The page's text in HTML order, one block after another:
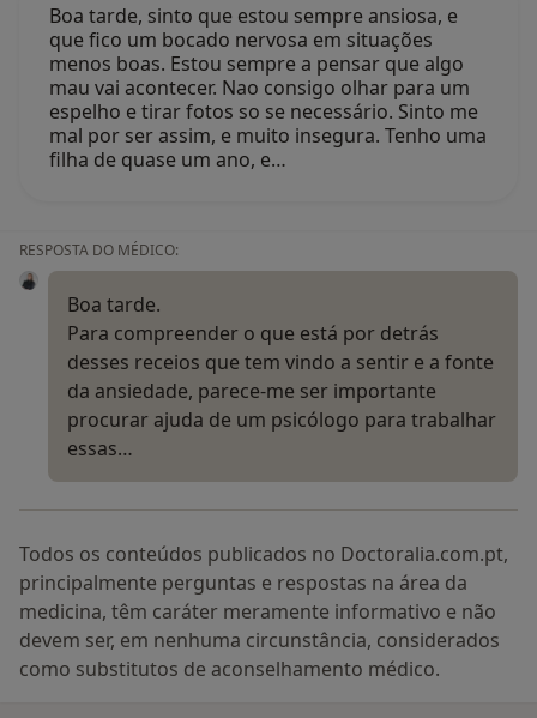
Boa tarde, sinto que estou sempre ansiosa, e
que fico um bocado nervosa em situações
menos boas. Estou sempre a pensar que algo
mau vai acontecer. Nao consigo olhar para um
espelho e tirar fotos so se necessário. Sinto me
mal por ser assim, e muito insegura. Tenho uma
filha de quase um ano, e…
RESPOSTA DO MÉDICO:
Boa tarde.
Para compreender o que está por detrás
desses receios que tem vindo a sentir e a fonte
da ansiedade, parece-me ser importante
procurar ajuda de um psicólogo para trabalhar
essas…
Todos os conteúdos publicados no Doctoralia.com.pt,
principalmente perguntas e respostas na área da
medicina, têm caráter meramente informativo e não
devem ser, em nenhuma circunstância, considerados
como substitutos de aconselhamento médico.